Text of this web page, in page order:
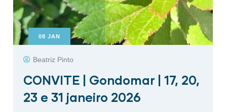
08 JAN
Beatriz Pinto
CONVITE | Gondomar | 17, 20,
23 e 31 janeiro 2026